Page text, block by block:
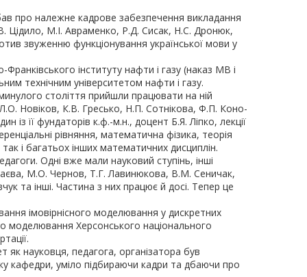
про належне кадрове забезпечення викладання
Цідило, М.І. Авраменко, Р.Д. Сисак, Н.С. Дронюк,
звуженню функціонування української мови у
інституту нафти і газу (наказ МВ і
технічним університетом нафти і газу.
століття прийшли працювати на ній
Новіков, К.В. Гресько, Н.П. Сотнікова, Ф.П. Коно-
її фундаторів к.ф.-м.н., доцент Б.Я. Ліпко, лекції
рівняння, математична фізика, теорія
і багатьох інших математичних дисциплін.
Одні вже мали науковий ступінь, інші
М.О. Чернов, Т.Г. Лавинюкова, В.М. Сеничак,
та інші. Частина з них працює й досі. Тепер це
імовірнісного моделювання у дискретних
моделювання Херсонського національного
науковця, педагога, організатора був
кафедри, уміло підбираючи кадри та дбаючи про